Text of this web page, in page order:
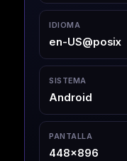
IDIOMA
en-US@posix
SISTEMA
Android
PANTALLA
448×896